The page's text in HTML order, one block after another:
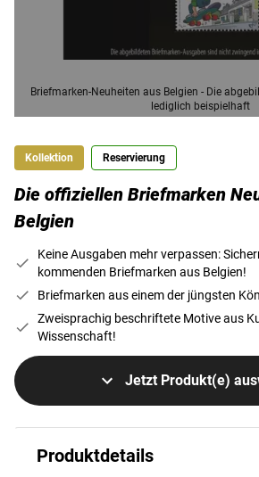
Briefmarken-Neuheiten aus Belgien - Die
lediglich beispielhaft
Kollektion Reservierung
Die offiziellen Briefmarken
Belgien
Keine Ausgaben mehr verpassen:
kommenden Briefmarken aus Belgien!
Briefmarken aus einem der jüngsten
Zweisprachig beschriftete Motive aus
Wissenschaft!
Jetzt Produkt(e)
Produktdetails